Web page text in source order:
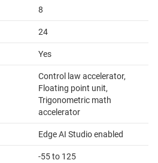
8
24
Yes
Control law accelerator,
Floating point unit,
Trigonometric math
accelerator
Edge AI Studio enabled
-55 to 125